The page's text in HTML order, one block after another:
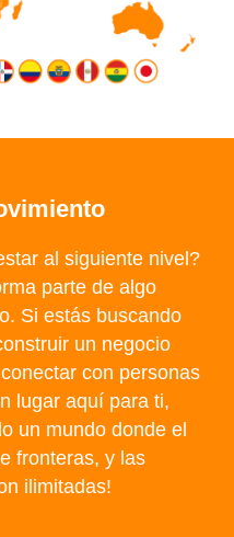
al siguiente nivel?
parte de algo
Si estás buscando
un negocio
con personas
lugar aquí para ti,
un mundo donde el
fronteras, y las
ilimitadas!